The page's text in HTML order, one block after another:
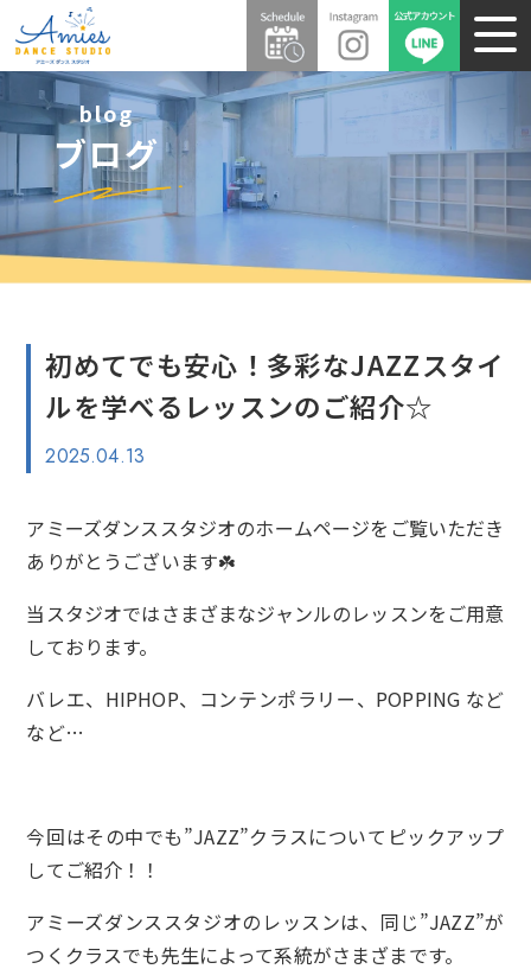
blog
ブログ
初めてでも安心！多彩なJAZZスタイ
ルを学べるレッスンのご紹介☆
2025.04.13
アミーズダンススタジオのホームページをご覧いただき
ありがとうございます☘️
当スタジオではさまざまなジャンルのレッスンをご用意
しております。
バレエ、HIPHOP、コンテンポラリー、POPPING など
など…
今回はその中でも”JAZZ”クラスについてピックアップ
してご紹介！！
アミーズダンススタジオのレッスンは、同じ”JAZZ”が
つくクラスでも先生によって系統がさまざまです。